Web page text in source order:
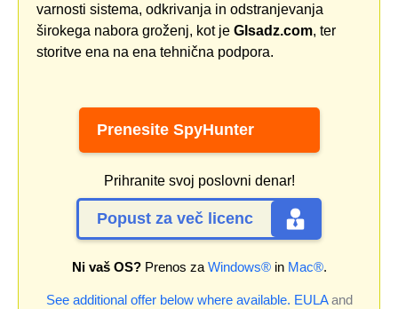
varnosti sistema, odkrivanja in odstranjevanja
širokega nabora groženj, kot je Glsadz.com, ter
storitve ena na ena tehnična podpora.
Prenesite SpyHunter
Prihranite svoj poslovni denar!
Popust za več licenc
Ni vaš OS?Prenos za Windows®in Mac®.
See additional offer below where available. EULAand